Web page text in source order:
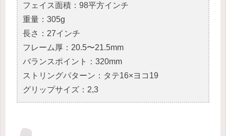
フェイス面積：98平方インチ
重量：305g
長さ：27インチ
フレーム厚：20.5〜21.5mm
バランスポイント：320mm
ストリングパターン：タテ16×ヨコ19
グリップサイズ：2,3